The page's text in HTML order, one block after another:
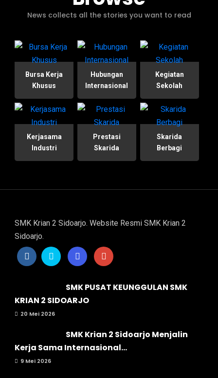
News collects all the stories you want to read
Bursa Kerja
Khusus
Hubungan
Internasional
Kegiatan
Sekolah
Kerjasama
Industri
Prestasi
Skarida
Skarida
Berbagi
SMK Krian 2 Sidoarjo. Website Resmi SMK Krian 2
Sidoarjo.
SMK PUSAT KEUNGGULAN SMK
KRIAN 2 SIDOARJO
20 Mei 2026
SMK Krian 2 Sidoarjo Menjalin
Kerja Sama Internasional...
9 Mei 2026